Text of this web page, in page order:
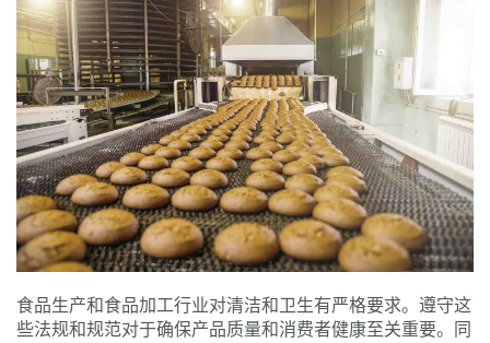
食品生产和食品加工行业对清洁和卫生有严格要求。遵守这
些法规和规范对于确保产品质量和消费者健康至关重要。同